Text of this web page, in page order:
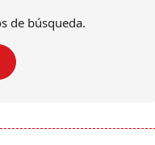
de búsqueda.
este martes 28 de